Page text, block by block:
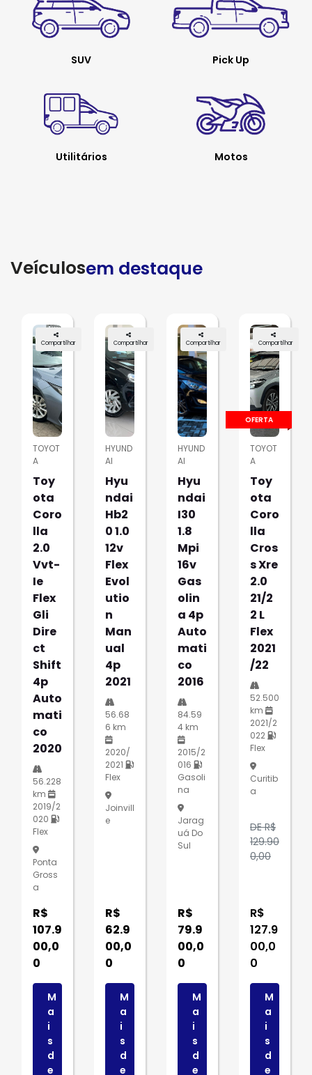
SUV Pick Up
Utilitários Motos
Veículosem destaque
Compartilhar
TOYOT
A
Toy
Ota
Coro
Lla
2.0
Vvt-
Ie
Flex
Gli
Dire
Ct
Shift
4p
Auto
Mati
Co
2020
56.228
km
2019/2
020
Flex
Ponta
Gross
A
R$
107.9
00,0
0
M
a
i
s
d
e
Compartilhar
HYUND
AI
Hyu
Ndai
Hb2
0 1.0
12v
Flex
Evol
Utio
N
Man
Ual
4p
2021
56.68
6 km
2020/
2021
Flex
Joinvill
E
R$
62.9
00,0
0
M
a
i
s
d
e
Compartilhar
HYUND
AI
Hyu
Ndai
I30
1.8
Mpi
16v
Gas
Olin
A 4p
Auto
Mati
Co
2016
84.59
4 km
2015/2
016
Gasoli
na
Jarag
Uá Do
Sul
R$
79.9
00,0
0
M
a
i
s
d
e
OFERTA
Compartilhar
TOYOT
A
Toy
Ota
Coro
Lla
Cros
S Xre
2.0
21/2
2 L
Flex
2021
/22
52.500
km
2021/2
022
Flex
Curitib
A
DE R$
129.90
0,00
R$
127.9
00,0
0
M
a
i
s
d
e